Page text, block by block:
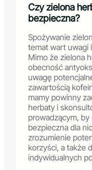
Czy zielona
bezpieczna?
Spożywanie
temat wart uwagi
Mimo że zielona
obecność
uwagę
zawartością
mamy powinny
herbaty i
prowadzącym,
bezpieczna dla
zrozumienie
korzyści, a także
indywidualnych